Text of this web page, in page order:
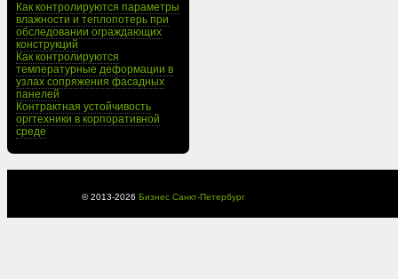
Как контролируются параметры
влажности и теплопотерь при
обследовании ограждающих
конструкций
Как контролируются
температурные деформации в
узлах сопряжения фасадных
панелей
Контрактная устойчивость
оргтехники в корпоративной
среде
© 2013-2026 Бизнес Санкт-Петербург